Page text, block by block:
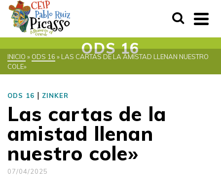
ODS 16
INICIO » ODS 16 »LAS CARTAS DE LA AMISTAD LLENAN NUESTRO
COLE»
ODS 16 | ZINKER
Las cartas de la
amistad llenan
nuestro cole»
07/04/2025